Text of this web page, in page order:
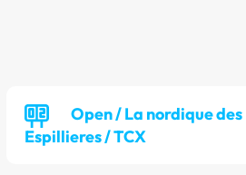
Open / La nordique des
Espillieres / TCX